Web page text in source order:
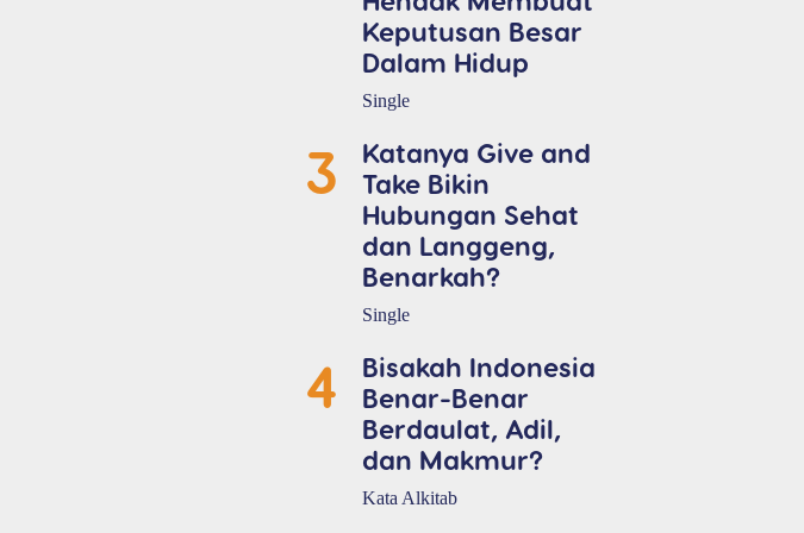
Keputusan Besar
Dalam Hidup
Single
3
Katanya Give and
Take Bikin
Hubungan Sehat
dan Langgeng,
Benarkah?
Single
4
Bisakah Indonesia
Benar-Benar
Berdaulat, Adil,
dan Makmur?
Kata Alkitab